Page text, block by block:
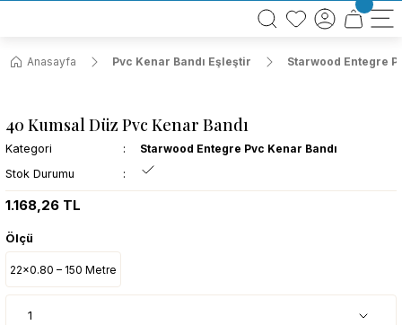
BÜTÜN ALIŞVERİŞLERİNİZDE KARGO BEDAVA!
TÜRKİYE GENELİNDE 10.000 MÜŞTERİ REFERANSI
Anasayfa
Pvc Kenar Bandı Eşleştir Starwood Entegre
40 Kumsal Düz Pvc Kenar Bandı
Kategori
Starwood Entegre Pvc Kenar Bandı
Stok Durumu
1.168,26 TL
Ölçü
22x0.80 – 150 Metre